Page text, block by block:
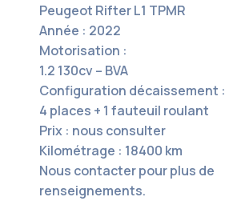
Peugeot Rifter L1 TPMR
Année : 2022
Motorisation :
1.2 130cv – BVA
Configuration décaissement :
4 places + 1 fauteuil roulant
Prix : nous consulter
Kilométrage : 18400 km
Nous contacter pour plus de
renseignements.